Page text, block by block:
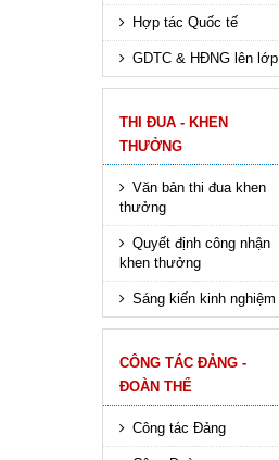
Hợp tác Quốc tế
GDTC & HĐNG lên lớp
THI ĐUA - KHEN
THƯỞNG
Văn bản thi đua khen
thưởng
Quyết định công nhận
khen thưởng
Sáng kiến kinh nghiệm
CÔNG TÁC ĐẢNG -
ĐOÀN THỂ
Công tác Đảng